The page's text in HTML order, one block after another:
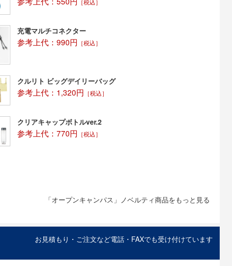
［税込］
充電マルチコネクター
参考上代：990円 ［税込］
クルリト ビッグデイリーバッグ
参考上代：1,320円 ［税込］
クリアキャップボトルver.2
参考上代：770円 ［税込］
「オープンキャンパス」ノベルティ商品をもっと見る
お見積もり・ご注文など電話・FAXでも受け付けています